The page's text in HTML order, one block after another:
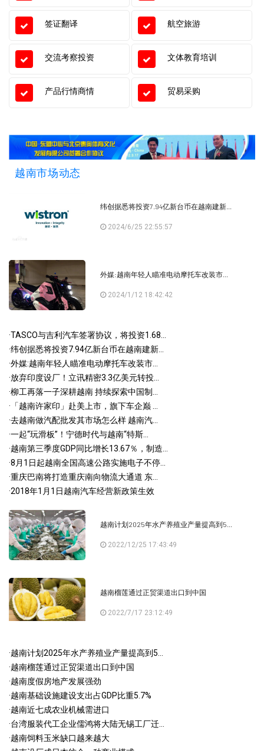
签证翻译 航空旅游
交流考察投资 文体教育培训
产品行情商情 贸易采购
越南市场动态
纬创据悉将投资7.94亿新台币在越南建新...
2024/6/25 22:55:57
外媒:越南年轻人瞄准电动摩托车改装市...
2024/1/12 18:42:42
·TASCO与吉利汽车签署协议，将投资1.68...
·纬创据悉将投资7.94亿新台币在越南建新...
·外媒:越南年轻人瞄准电动摩托车改装市...
·放弃印度设厂！立讯精密3.3亿美元转投...
·柳工再落一子深耕越南 持续探索中国制...
· 「越南许家印」赴美上市，旗下车企巅 ...
·去越南做汽配批发其市场怎么样 越南汽...
·一起“玩滑板”！宁德时代与越南“特斯...
·越南第三季度GDP同比增长13.67％，制造...
·8月1日起越南全国高速公路实施电子不停...
·重庆巴南将打造重庆南向物流大通道 东...
·2018年1月1日越南汽车经营新政策生效
越南计划2025年水产养殖业产量提高到5...
2022/12/25 17:43:49
越南榴莲通过正贸渠道出口到中国
2022/7/17 23:12:49
·越南计划2025年水产养殖业产量提高到5...
·越南榴莲通过正贸渠道出口到中国
·越南度假房地产发展强劲
·越南基础设施建设支出占GDP比重5.7%
·越南近七成农业机械需进口
·台湾服装代工企业儒鸿将大陆无锡工厂迁...
·越南饲料玉米缺口越来越大